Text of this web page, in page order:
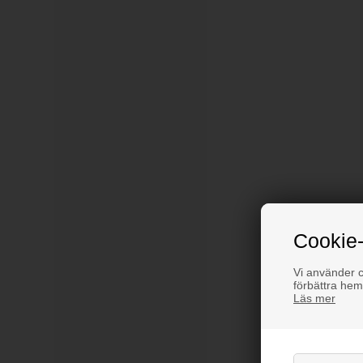
Vi använder
förbättra
Läs mer